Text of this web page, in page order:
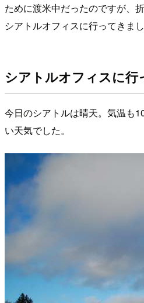
ために渡米中だったのですが、
シアトルオフィスに行ってきまし
シアトルオフィスに行
今日のシアトルは晴天。気温も
い天気でした。